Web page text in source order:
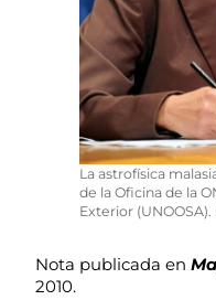
La astrofísica
de la Oficina de la
Exterior
Nota publicada en
2010.